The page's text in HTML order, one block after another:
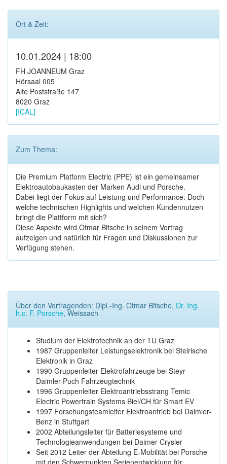
Ort & Zeit:
10.01.2024 | 18:00
FH JOANNEUM Graz
Hörsaal 005
Alte Poststraße 147
8020 Graz
[ICAL]
Zum Thema:
Die Premium Platform Electric (PPE) ist ein gemeinsamer
Elektroautobaukasten der Marken Audi und Porsche.
Dabei liegt der Fokus auf Leistung und Performance. Doch
welche technischen Highlights und welchen Kundennutzen
bringt die Plattform mit sich?
Diese Aspekte wird Otmar Bitsche in seinem Vortrag
aufzeigen und natürlich für Fragen und Diskussionen zur
Verfügung stehen.
Über den Vortragenden: Dipl.-Ing. Otmar Bitsche, Dr. Ing.
h.c. F. Porsche, Weissach
Studium der Elektrotechnik an der TU Graz
1987 Gruppenleiter Leistungselektronik bei Steirische
Elektronik in Graz
1990 Gruppenleiter Elektrofahrzeuge bei Steyr-
Daimler-Puch Fahrzeugtechnik
1996 Gruppenleiter Elektroantriebsstrang Temic
Electric Powertrain Systems Biel/CH für Smart EV
1997 Forschungsteamleiter Elektroantrieb bei Daimler-
Benz in Stuttgart
2002 Abteilungsleiter für Batteriesysteme und
Technologieanwendungen bei Daimer Crysler
Seit 2012 Leiter der Abteilung E-Mobilität bei Porsche